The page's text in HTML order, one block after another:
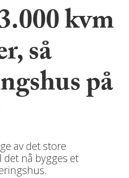
kvm
så
på
av det store
nå bygges et